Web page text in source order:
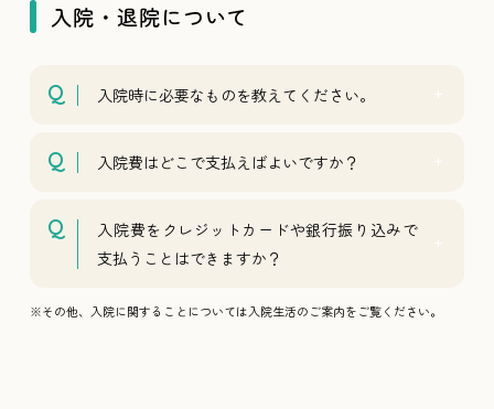
入院・退院について
入院時に必要なものを教えてください。
入院費はどこで支払えばよいですか？
入院費をクレジットカードや銀行振り込みで
支払うことはできますか？
※その他、入院に関することについては入院生活のご案内をご覧ください。